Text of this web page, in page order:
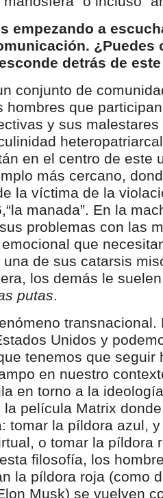
empezando a
¿Puedes
detrás de
conjunto de
hombres que
y sus malestares
en el centro de este
más cercano,
la víctima de la
manada”. En la
problemas con las
que
de sus catarsis
los demás le
putas.
transnacional.
Unidos y
tenemos que seguir
en nuestro
en torno a la
película Matrix
tomar la píldora azul,
o tomar la píldora
filosofía, los
la píldora roja (como
Musk) se vuelven